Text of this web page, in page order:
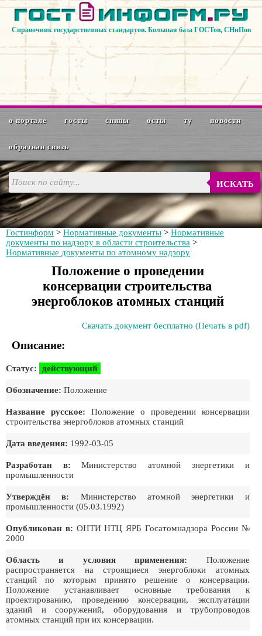
Справочник государственных стандартов. Большая база ГОСТов, СНиПов
о портале госты снипы осты ту новости
обратная связь
ИСКАТЬ
Гостинформ > Нормативные документы > Нормативные
документы по надзору в области строительства >
Нормативные документы по атомному надзору
Положение о проведении
консервации строительства
энергоблоков атомных станций
Скачать документ бесплатно (Печать в pdf)
Описание:
Статус: действующий
Обозначение: Положение
Название русское: Положение о проведении консервации
строительства энергоблоков атомных станций
Дата введения: 1992-03-05
Разработан в: Министерство атомной энергетики и
промышленности
Утверждён в: Министерство атомной энергетики и
промышленности (05.03.1992)
Опубликован в: ОНТИ НТЦ ЯРБ Госатомнадзора России №
2000
Область и условия применения: Положение
распространяется на строящиеся энергоблоки атомных
станций по которым принято решение о консервации.
Положение устанавливает основные требования к
проектированию, проведению консервации, эксплуатации
зданий и сооружений, оборудования и трубопроводов
атомных станций при их консервации.